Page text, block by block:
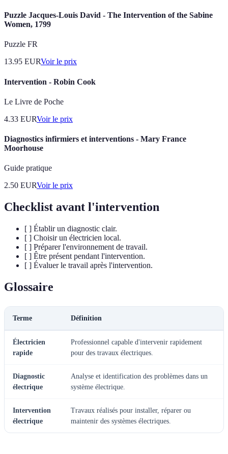
Puzzle Jacques-Louis David - The Intervention of the Sabine
Women, 1799
Puzzle FR
13.95 EURVoir le prix
Intervention - Robin Cook
Le Livre de Poche
4.33 EURVoir le prix
Diagnostics infirmiers et interventions - Mary France
Moorhouse
Guide pratique
2.50 EURVoir le prix
Checklist avant l'intervention
[ ] Établir un diagnostic clair.
[ ] Choisir un électricien local.
[ ] Préparer l'environnement de travail.
[ ] Être présent pendant l'intervention.
[ ] Évaluer le travail après l'intervention.
Glossaire
Terme Définition
Électricien
rapide
Professionnel capable d'intervenir rapidement
pour des travaux électriques.
Diagnostic
électrique
Analyse et identification des problèmes dans un
système électrique.
Intervention
électrique
Travaux réalisés pour installer, réparer ou
maintenir des systèmes électriques.